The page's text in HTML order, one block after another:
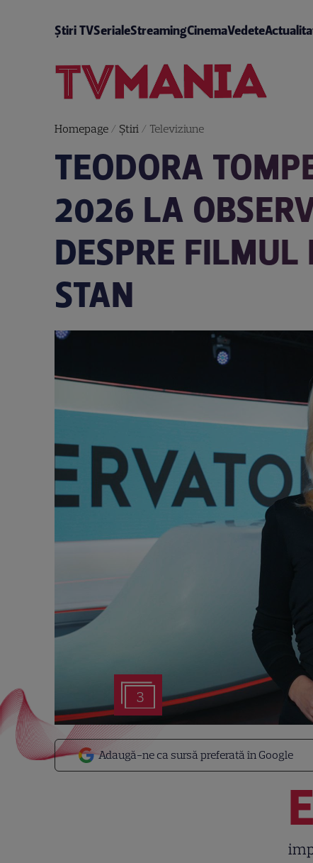
Știri TVSerialeStreamingCinemaVedete
Homepage/ Știri/ Televiziune
TEODORA
2026 LA
DESPRE
STAN
3
Adaugă-ne ca sursă preferată în Google
E